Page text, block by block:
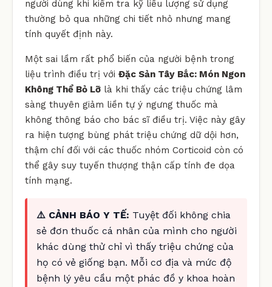
người dùng khi kiểm tra kỹ liều lượng sử dụng
thường bỏ qua những chi tiết nhỏ nhưng mang
tính quyết định này.
Một sai lầm rất phổ biến của người bệnh trong
liệu trình điều trị với Đặc Sản Tây Bắc: Món Ngon
Không Thể Bỏ Lỡ là khi thấy các triệu chứng lâm
sàng thuyên giảm liền tự ý ngưng thuốc mà
không thông báo cho bác sĩ điều trị. Việc này gây
ra hiện tượng bùng phát triệu chứng dữ dội hơn,
thậm chí đối với các thuốc nhóm Corticoid còn có
thể gây suy tuyến thượng thận cấp tính đe dọa
tính mạng.
⚠️ CẢNH BÁO Y TẾ: Tuyệt đối không chia
sẻ đơn thuốc cá nhân của mình cho người
khác dùng thử chỉ vì thấy triệu chứng của
họ có vẻ giống bạn. Mỗi cơ địa và mức độ
bệnh lý yêu cầu một phác đồ y khoa hoàn